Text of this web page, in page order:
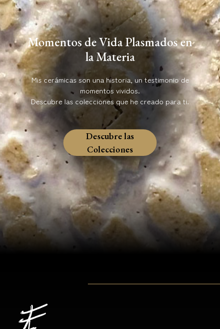
Momentos de Vida Plasmados en
la Materia
Mis cerámicas son una historia, un testimonio de
momentos vividos.
Descubre las colecciones que he creado para ti.
Descubre las
Colecciones